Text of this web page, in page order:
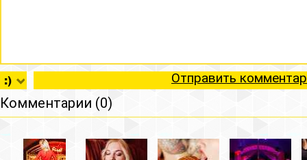
Отправить
Комментарии (0)